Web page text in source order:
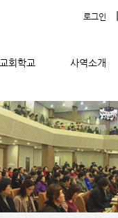
로그인 |
교회학교 사역소개